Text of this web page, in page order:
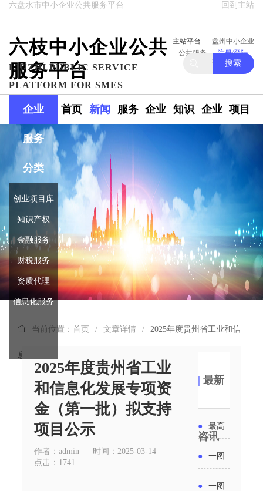
回到主站
六盘水市中小企业公共服务平台
六枝中小企业公共
服务平台
LIUZHI PUBLIC SERVICE
PLATFORM FOR SMES
主站平台
盘州中小企业
公共服务
注册/登陆
关注我们
搜索
企业
服务
分类
创业项目库
知识产权
金融服务
财税服务
资质代理
信息化服务
首页 新闻
政策
服务 企业 知识 企业
库
项目
当前位置：首页 / 文章详情 / 2025年度贵州省工业和信
息化发展专项资金（第一批）拟支持项目公示
2025年度贵州省工业
和信息化发展专项资
金（第一批）拟支持
项目公示
作者：admin | 时间：2025-03-14
|
点击：1741
|最新
咨讯
● 最高
● 一图
● 一图